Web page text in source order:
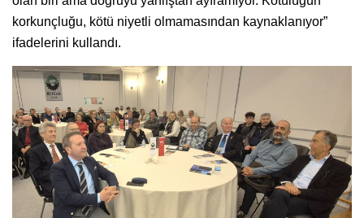
korkunçluğu, kötü niyetli olmamasından kaynaklanıyor”
ifadelerini kullandı.